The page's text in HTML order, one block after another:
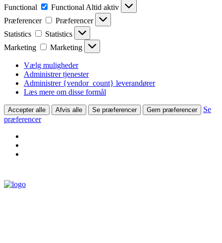
Functional
Functional Altid aktiv
Præferencer
Præferencer
Statistics
Statistics
Marketing
Marketing
Vælg muligheder
Administrer tjenester
Administrer {vendor_count} leverandører
Læs mere om disse formål
Accepter alle Afvis alle Se præferencer Gem præferencer
Se
præferencer